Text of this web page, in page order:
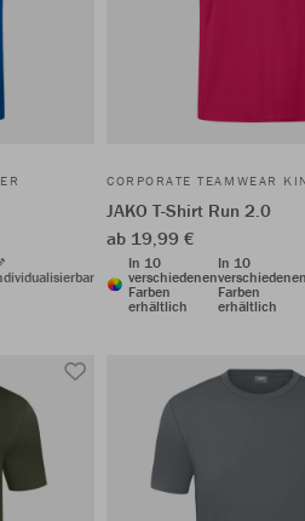
CORPORATE TEAMWEAR
JAKO T-Shirt Run 2.0
ab 19,99 €
In 10
verschiedenen
Farben
erhältlich
In 10
Farben
erhältlich